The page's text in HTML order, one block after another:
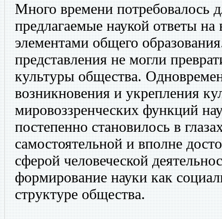
Много времени потребовалось
предлагаемые наукой ответы на
элементами общего
представления не могли
культуры общества.
возникновения и укрепления
мировоззренческих функций
постепенно становилось в
самостоятельной и вполне
сферой человеческой
формирование науки как
структуре общества.